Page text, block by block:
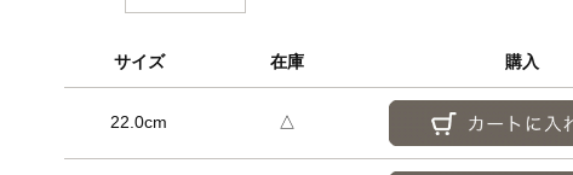
サイズ 在庫 購入
22.0cm △